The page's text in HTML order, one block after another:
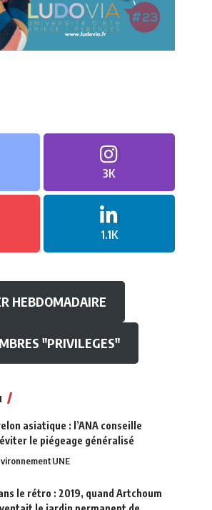
3K
1.1K
HEBDOMADAIRE
"PRIVILEGES"
asiatique : l’ANA conseille
le piégeage généralisé
UNE
le rétro : 2019, quand Artchoum